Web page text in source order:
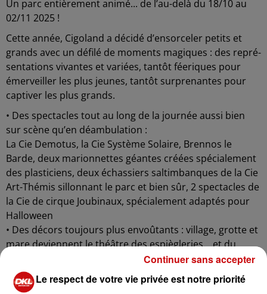
Un parc entièrement animé... de l’au-delà du 18/10 au
02/11 2025 !
Cette année, Cigoland a décidé d’ensorceler petits et
grands avec un défilé de moments magiques : des repré-
sentations vivantes et variées, tantôt féeriques pour
émerveiller les plus jeunes, tantôt surprenantes pour
captiver les plus grands.
• Des spectacles tout au long de la journée aussi bien
sur scène qu’en déambulation :
La Cie Demotus, la Cie Système Solaire, Brennos le
Barde, deux marionnettes géantes créées spécialement
des plasticiens, deux échassiers saltimbanques de la Cie
Art-Thémis sillonnant le parc et bien sûr, 2 spectacles de
la Cie de cirque Joubinaux, spécialement adaptés pour
Halloween
• Des décors toujours plus envoûtants : village, grotte et
mare deviennent le théâtre des espiègleries... et du
désastre semé par des fantômes élémentaires bien trop
coquins (et “bien vivants”) : Vento, Aqua, Brindilla, Terra,
Flamma.
Le respect de votre vie privée est notre priorité
Continuer sans accepter